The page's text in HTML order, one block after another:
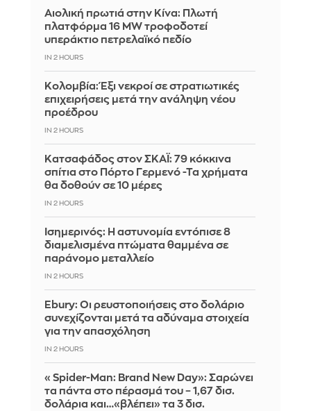
Αιολική πρωτιά στην Κίνα: Πλωτή
πλατφόρμα 16 MW τροφοδοτεί
υπεράκτιο πετρελαϊκό πεδίο
IN 2 HOURS
Κολομβία: Έξι νεκροί σε στρατιωτικές
επιχειρήσεις μετά την ανάληψη νέου
προέδρου
IN 2 HOURS
Kατσαφάδος στον ΣΚΑΪ: 79 κόκκινα
σπίτια στο Πόρτο Γερμενό -Τα χρήματα
θα δοθούν σε 10 μέρες
IN 2 HOURS
Ισημερινός: Η αστυνομία εντόπισε 8
διαμελισμένα πτώματα θαμμένα σε
παράνομο μεταλλείο
IN 2 HOURS
Ebury: Οι ρευστοποιήσεις στο δολάριο
συνεχίζονται μετά τα αδύναμα στοιχεία
για την απασχόληση
IN 2 HOURS
«Spider-Man: Brand New Day»: Σαρώνει
τα πάντα στο πέρασμά του – 1,67 δισ.
δολάρια και…«βλέπει» τα 3 δισ.